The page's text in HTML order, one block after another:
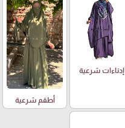
إدناءات شرعية
أطقم شرعية